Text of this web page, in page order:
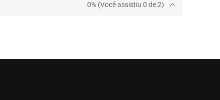
0% (Você assistiu 0 de 2)